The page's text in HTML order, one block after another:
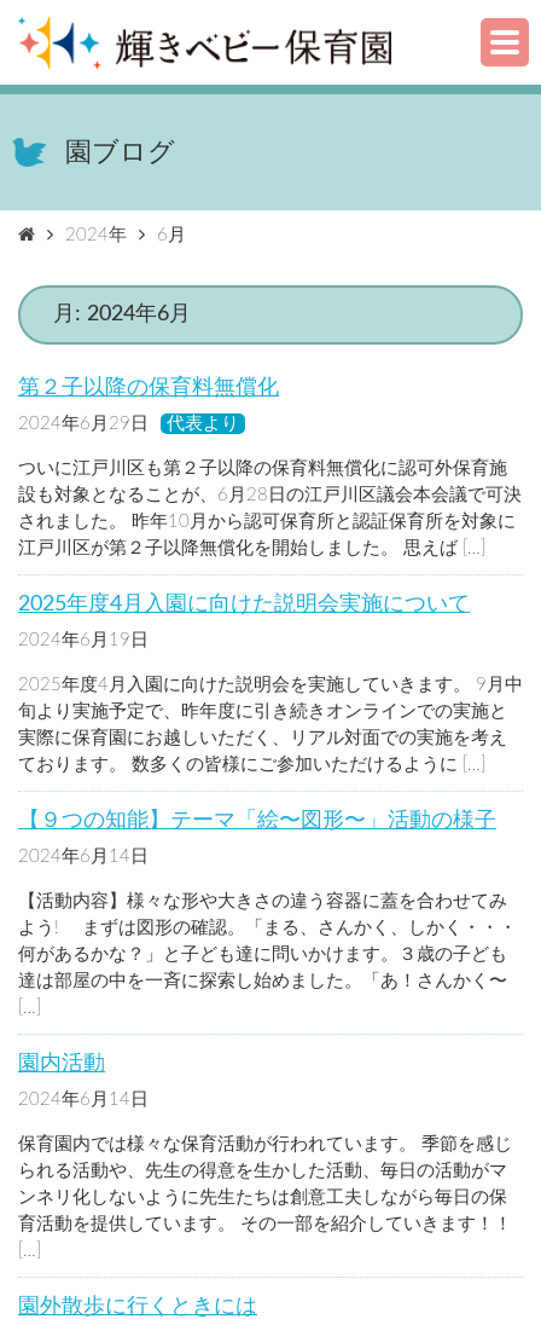
園ブログ
2024年 6月
月: 2024年6月
第２子以降の保育料無償化
2024年6月29日 代表より
ついに江戸川区も第２子以降の保育料無償化に認可外保育施
設も対象となることが、6月28日の江戸川区議会本会議で可決
されました。 昨年10月から認可保育所と認証保育所を対象に
江戸川区が第２子以降無償化を開始しました。 思えば […]
2025年度4月入園に向けた説明会実施について
2024年6月19日
2025年度4月入園に向けた説明会を実施していきます。 9月中
旬より実施予定で、昨年度に引き続きオンラインでの実施と
実際に保育園にお越しいただく、リアル対面での実施を考え
ております。 数多くの皆様にご参加いただけるように […]
【９つの知能】テーマ「絵〜図形〜」活動の様子
2024年6月14日
【活動内容】様々な形や大きさの違う容器に蓋を合わせてみ
よう! まずは図形の確認。「まる、さんかく、しかく・・・
何があるかな？」と子ども達に問いかけます。３歳の子ども
達は部屋の中を一斉に探索し始めました。「あ！さんかく〜
園内活動
2024年6月14日
保育園内では様々な保育活動が行われています。 季節を感じ
られる活動や、先生の得意を生かした活動、毎日の活動がマ
ンネリ化しないように先生たちは創意工夫しながら毎日の保
育活動を提供しています。 その一部を紹介していきます！！
園外散歩に行くときには